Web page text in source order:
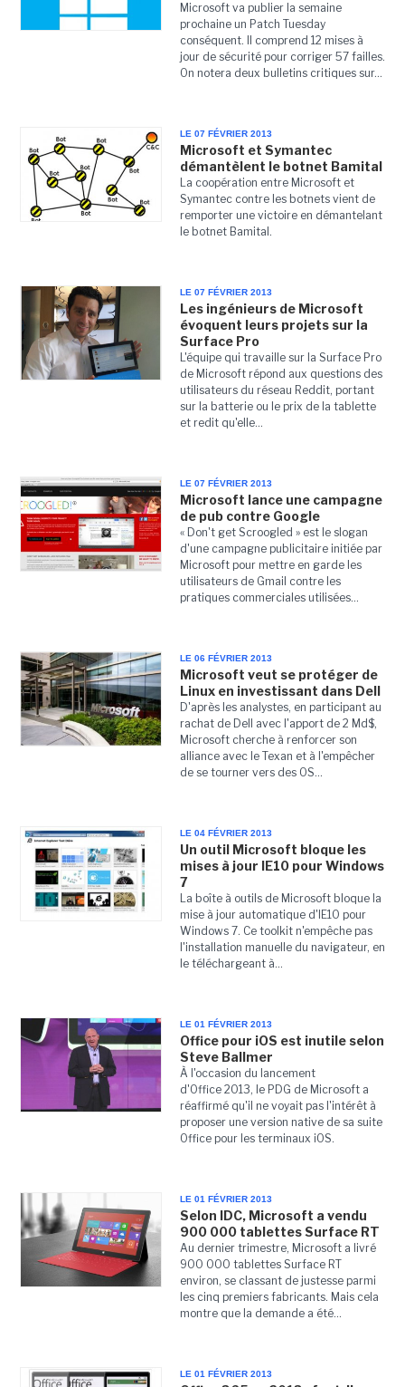
Microsoft va publier la semaine
prochaine un Patch Tuesday
conséquent. Il comprend 12 mises à
jour de sécurité pour corriger 57 failles.
On notera deux bulletins critiques sur...
LE 07 FÉVRIER 2013
Microsoft et Symantec
démantèlent le botnet Bamital
La coopération entre Microsoft et
Symantec contre les botnets vient de
remporter une victoire en démantelant
le botnet Bamital.
LE 07 FÉVRIER 2013
Les ingénieurs de Microsoft
évoquent leurs projets sur la
Surface Pro
L'équipe qui travaille sur la Surface Pro
de Microsoft répond aux questions des
utilisateurs du réseau Reddit, portant
sur la batterie ou le prix de la tablette
et redit qu'elle...
LE 07 FÉVRIER 2013
Microsoft lance une campagne
de pub contre Google
« Don't get Scroogled » est le slogan
d'une campagne publicitaire initiée par
Microsoft pour mettre en garde les
utilisateurs de Gmail contre les
pratiques commerciales utilisées...
LE 06 FÉVRIER 2013
Microsoft veut se protéger de
Linux en investissant dans Dell
D'après les analystes, en participant au
rachat de Dell avec l'apport de 2 Md$,
Microsoft cherche à renforcer son
alliance avec le Texan et à l'empêcher
de se tourner vers des OS...
LE 04 FÉVRIER 2013
Un outil Microsoft bloque les
mises à jour IE10 pour Windows
7
La boîte à outils de Microsoft bloque la
mise à jour automatique d'IE10 pour
Windows 7. Ce toolkit n'empêche pas
l'installation manuelle du navigateur, en
le téléchargeant à...
LE 01 FÉVRIER 2013
Office pour iOS est inutile selon
Steve Ballmer
À l'occasion du lancement
d'Office 2013, le PDG de Microsoft a
réaffirmé qu'il ne voyait pas l'intérêt à
proposer une version native de sa suite
Office pour les terminaux iOS.
LE 01 FÉVRIER 2013
Selon IDC, Microsoft a vendu
900 000 tablettes Surface RT
Au dernier trimestre, Microsoft a livré
900 000 tablettes Surface RT
environ, se classant de justesse parmi
les cinq premiers fabricants. Mais cela
montre que la demande a été...
LE 01 FÉVRIER 2013